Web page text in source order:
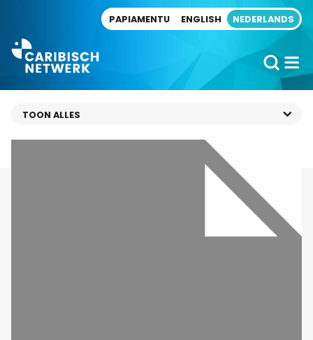
PAPIAMENTU ENGLISH NEDERLANDS